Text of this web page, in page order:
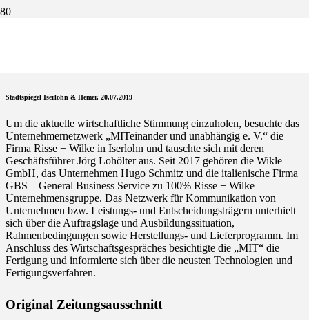
Stadtspiegel Iserlohn & Hemer, 20.07.2019
Um die aktuelle wirtschaftliche Stimmung einzuholen, besuchte das
Unternehmernetzwerk „MITeinander und unabhängig e. V.“ die
Firma Risse + Wilke in Iserlohn und tauschte sich mit deren
Geschäftsführer Jörg Lohölter aus. Seit 2017 gehören die Wikle
GmbH, das Unternehmen Hugo Schmitz und die italienische Firma
GBS – General Business Service zu 100% Risse + Wilke
Unternehmensgruppe. Das Netzwerk für Kommunikation von
Unternehmen bzw. Leistungs- und Entscheidungsträgern unterhielt
sich über die Auftragslage und Ausbildungssituation,
Rahmenbedingungen sowie Herstellungs- und Lieferprogramm. Im
Anschluss des Wirtschaftsgespräches besichtigte die „MIT“ die
Fertigung und informierte sich über die neusten Technologien und
Fertigungsverfahren.
Original Zeitungsausschnitt